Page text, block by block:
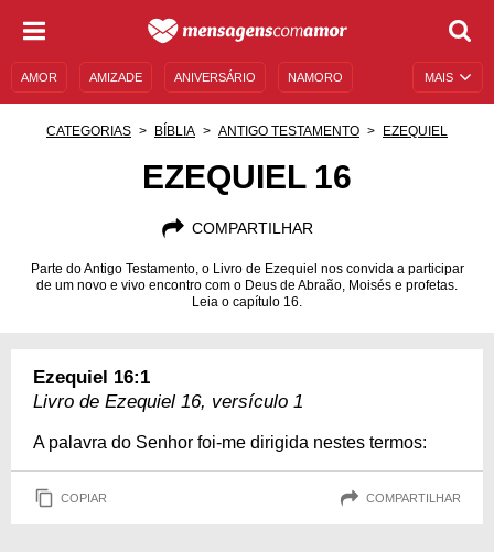
MAIS
AMOR AMIZADE ANIVERSÁRIO NAMORO
CATEGORIAS BÍBLIA ANTIGO TESTAMENTO EZEQUIEL
EZEQUIEL 16
COMPARTILHAR
Parte do Antigo Testamento, o Livro de Ezequiel nos convida a participar
de um novo e vivo encontro com o Deus de Abraão, Moisés e profetas.
Leia o capítulo 16.
Ezequiel 16:1
Livro de Ezequiel 16, versículo 1
A palavra do Senhor foi-me dirigida nestes termos:
COPIAR COMPARTILHAR